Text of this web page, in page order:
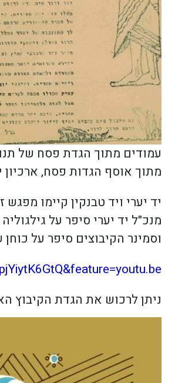
עמודים מתוך הגדת פסח של
מתוך אוסף הגדות פסח, ארכיון
יד יערי ויד טבנקין קיימו
מנכ"ל יד יערי סיפר על
וסמינר הקיבוצים סיפר על
ניתן לרכוש את הגדת הקיבוץ